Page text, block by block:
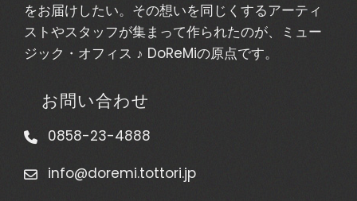
をお届けしたい。その想いを同じくするアーティ
ストやスタッフが集まって作られたのが、ミュー
ジック・オフィス ♪ DoReMiの原点です。
お問い合わせ
0858-23-4888
info@doremi.tottori.jp